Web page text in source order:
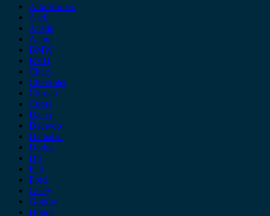
Alfa Romeo
Audi
Austin
Acura
BMW
BYD
Chery
Chevrolet
Citroen
Cupra
Dacia
Daewoo
Daihatsu
Dodge
DS
Fiat
Ford
Geely
Gonow
Honda